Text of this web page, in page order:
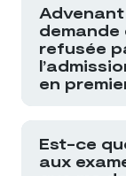
demande
refusée
en
Est-ce
aux